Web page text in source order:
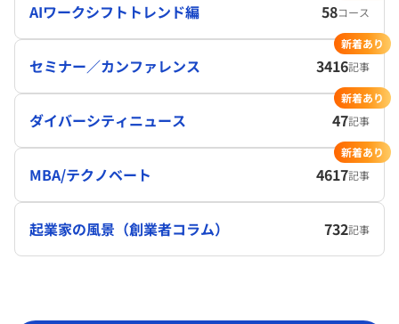
AIワークシフトトレンド編 58コース
セミナー／カンファレンス 3416記事
新着あり
ダイバーシティニュース 47記事
新着あり
MBA/テクノベート 4617記事
新着あり
起業家の風景（創業者コラム） 732記事